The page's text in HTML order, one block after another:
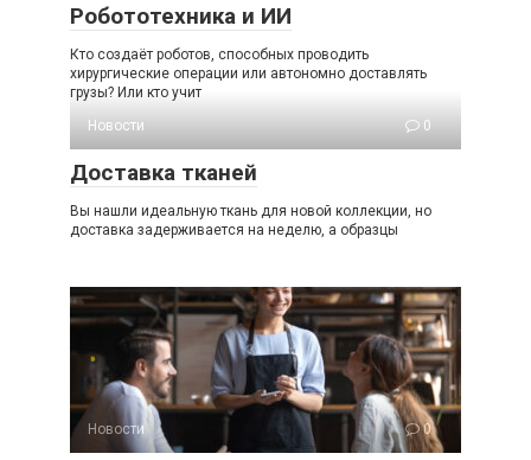
Робототехника и ИИ
Кто создаёт роботов, способных проводить
хирургические операции или автономно доставлять
грузы? Или кто учит
Новости
0
Доставка тканей
Вы нашли идеальную ткань для новой коллекции, но
доставка задерживается на неделю, а образцы
Новости 0